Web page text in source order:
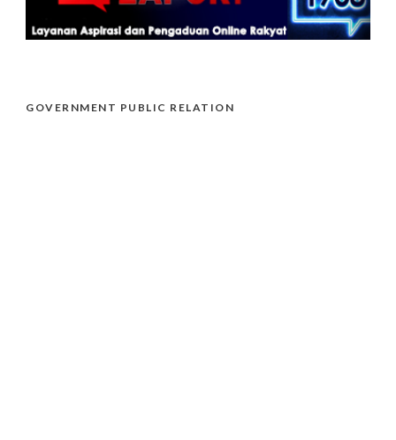
GOVERNMENT PUBLIC RELATION